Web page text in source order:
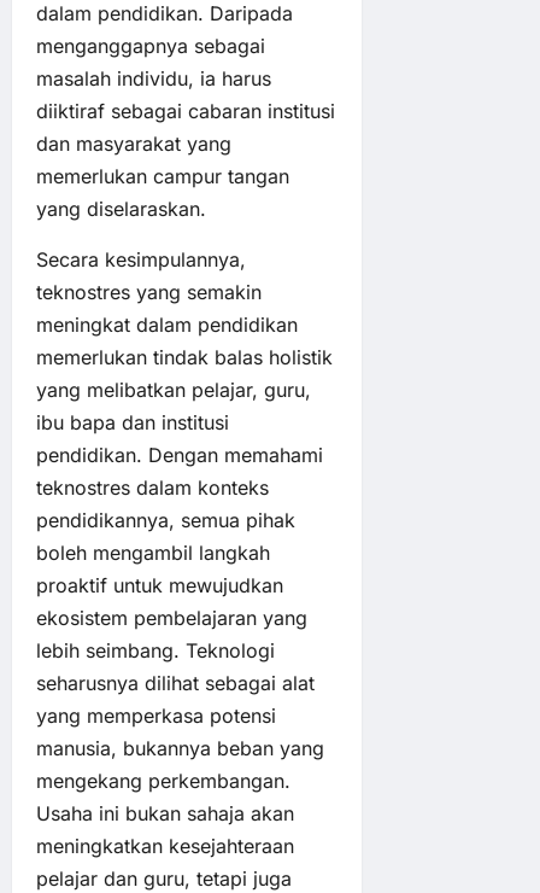
dalam pendidikan. Daripada
menganggapnya sebagai
masalah individu, ia harus
diiktiraf sebagai cabaran institusi
dan masyarakat yang
memerlukan campur tangan
yang diselaraskan.
Secara kesimpulannya,
teknostres yang semakin
meningkat dalam pendidikan
memerlukan tindak balas holistik
yang melibatkan pelajar, guru,
ibu bapa dan institusi
pendidikan. Dengan memahami
teknostres dalam konteks
pendidikannya, semua pihak
boleh mengambil langkah
proaktif untuk mewujudkan
ekosistem pembelajaran yang
lebih seimbang. Teknologi
seharusnya dilihat sebagai alat
yang memperkasa potensi
manusia, bukannya beban yang
mengekang perkembangan.
Usaha ini bukan sahaja akan
meningkatkan kesejahteraan
pelajar dan guru, tetapi juga